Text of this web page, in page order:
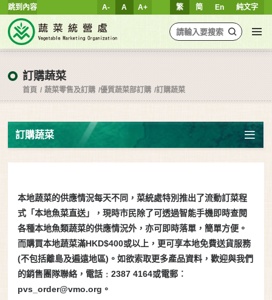
跳到內容 繁 简 En 純文字
A- A A+
訂購蔬菜
首頁 蔬菜零售及訂購 優質蔬菜部訂購 訂購蔬菜
訂購蔬菜
本地蔬菜的供應情況每天不同，菜統處特別推出了流動訂菜程
式「本地魚菜直送」，現時市民除了可透過智能手機即時查閱
各種本地魚類蔬菜的供應情況外，亦可即時落單，簡單方便。
而購買本地蔬菜滿HKD$400或以上，更可享本地免費送貨服務
(不包括離島及遍遠地區)。如欲索取更多產品資料，歡迎與我們
的銷售團隊聯絡，電話﹕2387 4164或電郵︰
pvs_order@vmo.org。